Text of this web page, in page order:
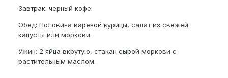
Завтрак: черный кофе.
Обед: Половина вареной курицы, салат из свежей
капусты или моркови.
Ужин: 2 яйца вкрутую, стакан сырой моркови с
растительным маслом.